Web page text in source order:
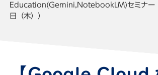
Education(Gemini,NotebookLM)セミナー
日（木））